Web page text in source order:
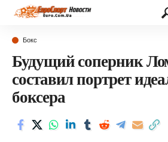
Бокс
Будущий соперник
составил портрет
боксера